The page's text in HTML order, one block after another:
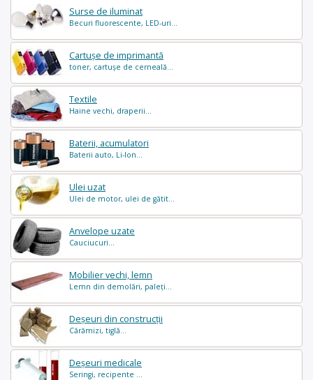
Surse de iluminat
Becuri fluorescente, LED-uri...
Cartușe de imprimantă
toner, cartușe de cerneală...
Textile
Haine vechi, draperii...
Baterii, acumulatori
Baterii auto, Li-Ion...
Ulei uzat
Ulei de motor, ulei de gătit...
Anvelope uzate
Cauciucuri...
Mobilier vechi, lemn
Lemn din demolări, paleți...
Deșeuri din construcții
Cărămizi, tiglă...
Deșeuri medicale
Seringi, recipente ...